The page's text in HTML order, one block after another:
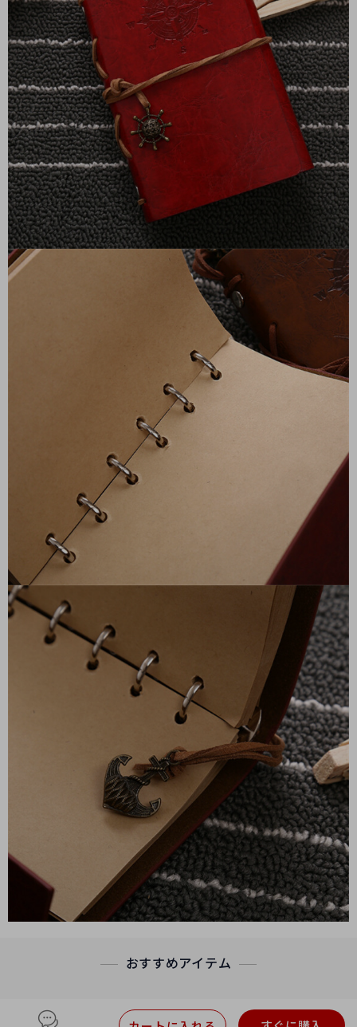
おすすめアイテム